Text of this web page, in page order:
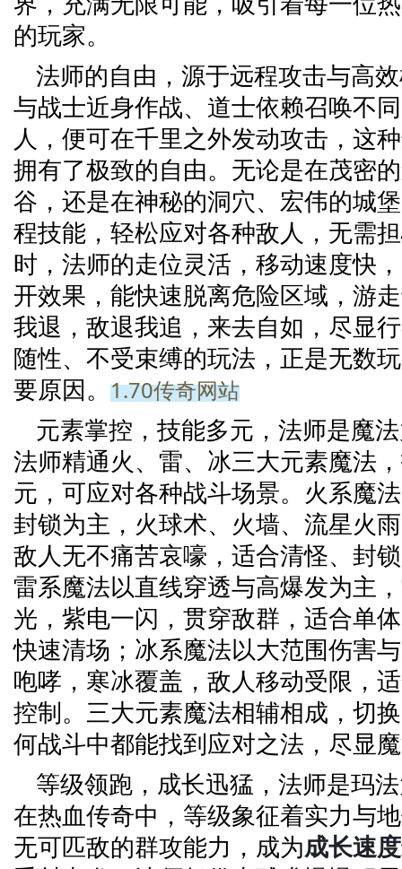
的玩家。
法师的自由，源于远程攻击与高
与战士近身作战、道士依赖召唤不
人，便可在千里之外发动攻击，这
拥有了极致的自由。无论是在茂密
谷，还是在神秘的洞穴、宏伟的城
程技能，轻松应对各种敌人，无需
时，法师的走位灵活，移动速度快
开效果，能快速脱离危险区域，游
我退，敌退我追，来去自如，尽显
随性、不受束缚的玩法，正是无数
要原因。 1.70传奇网站
元素掌控，技能多元，法师是魔
法师精通火、雷、冰三大元素魔法
元，可应对各种战斗场景。火系魔
封锁为主，火球术、火墙、流星火
敌人无不痛苦哀嚎，适合清怪、封
雷系魔法以直线穿透与高爆发为主
光，紫电一闪，贯穿敌群，适合单
快速清场；冰系魔法以大范围伤害
咆哮，寒冰覆盖，敌人移动受限，
控制。三大元素魔法相辅相成，切
何战斗中都能找到应对之法，尽显
等级领跑，成长迅猛，法师是玛
在热血传奇中，等级象征着实力与
无可匹敌的群攻能力，成为成长速